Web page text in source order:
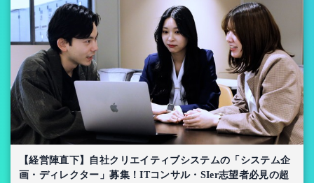
【経営陣直下】自社クリエイティブシステムの「システム企
画・ディレクター」募集！ITコンサル・SIer志望者必見の超